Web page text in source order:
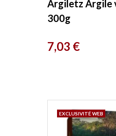
Argiletz Argile
300g
Prix
7,03 €
EXCLUSIVITÉ WEB